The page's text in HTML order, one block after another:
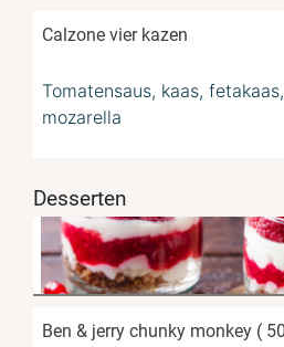
Calzone vier kazen
Tomatensaus, kaas,
mozarella
Desserten
Ben & jerry chunky monkey (